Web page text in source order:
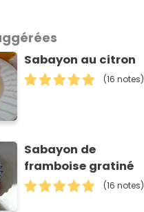
Sabayon au citron
(16 notes)
Sabayon de
framboise gratiné
(16 notes)